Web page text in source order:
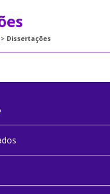
Dissertações